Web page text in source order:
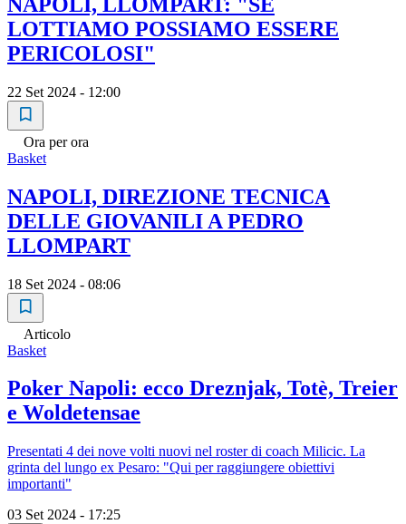
LOTTIAMO POSSIAMO ESSERE
PERICOLOSI"
22 Set 2024 - 12:00
Ora per ora
Basket
NAPOLI, DIREZIONE TECNICA
DELLE GIOVANILI A PEDRO
LLOMPART
18 Set 2024 - 08:06
Articolo
Basket
Poker Napoli: ecco Dreznjak, Totè, Treier
e Woldetensae
Presentati 4 dei nove volti nuovi nel roster di coach Milicic. La
grinta del lungo ex Pesaro: "Qui per raggiungere obiettivi
importanti"
03 Set 2024 - 17:25